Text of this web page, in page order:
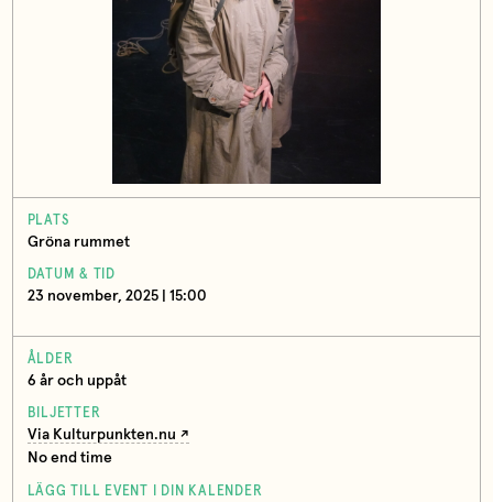
PLATS
Gröna rummet
DATUM & TID
23 november, 2025 | 15:00
ÅLDER
6 år och uppåt
BILJETTER
Via Kulturpunkten.nu
No end time
LÄGG TILL EVENT I DIN KALENDER